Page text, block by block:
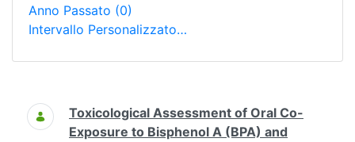
Anno Passato (0)
Intervallo Personalizzato…
Ricerca
Toxicological Assessment of Oral Co-
Exposure to Bisphenol A (BPA) and